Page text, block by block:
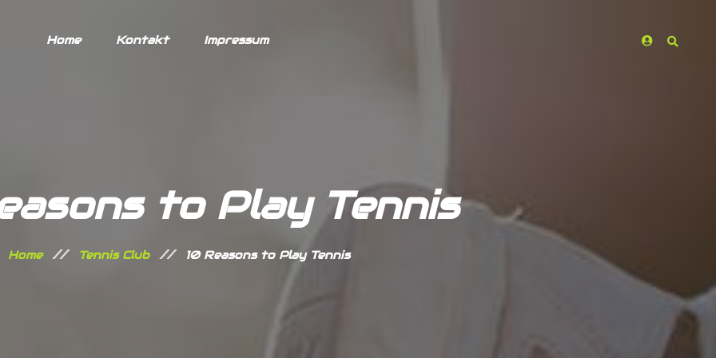
Home Kontakt Impressum
to Play Tennis
Home Tennis Club 10 Reasons to Play Tennis